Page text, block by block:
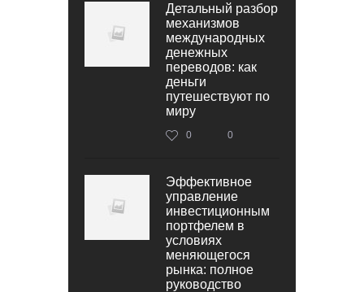
Детальный разбор
механизмов
международных
денежных
переводов: как
деньги
путешествуют по
миру
0 0
Эффективное
управление
инвестиционным
портфелем в
условиях
меняющегося
рынка: полное
руководство